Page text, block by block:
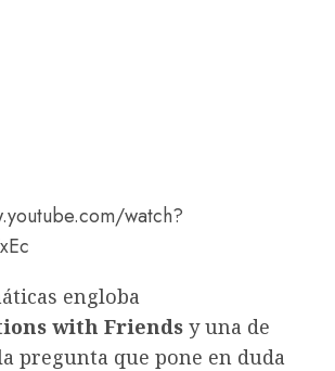
watch?
engloba
with Friends y una de
pregunta que pone en duda